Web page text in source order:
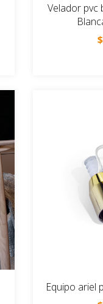
Velador pvc
Equipo ariel